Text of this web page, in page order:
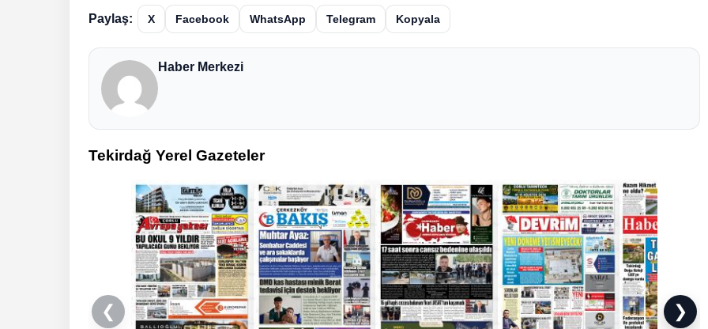
Paylaş: X Facebook WhatsApp Telegram Kopyala
Haber Merkezi
Tekirdağ Yerel Gazeteler
❮ ❯